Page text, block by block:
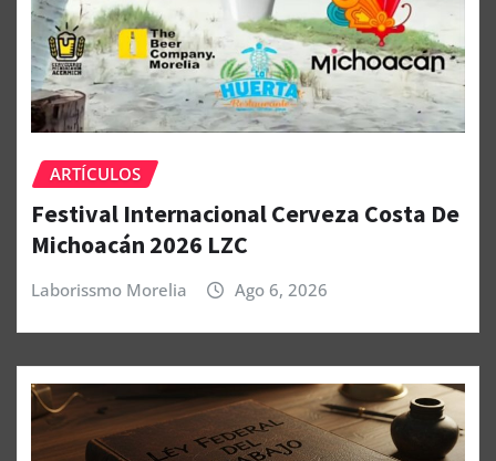
ARTÍCULOS
Festival Internacional Cerveza Costa De
Michoacán 2026 LZC
Laborissmo Morelia Ago 6, 2026